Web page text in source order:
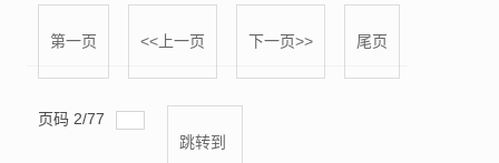
第一页 <<上一页 下一页>> 尾页
页码 2/77
跳转到